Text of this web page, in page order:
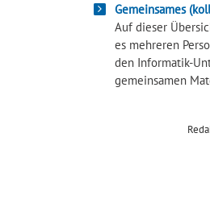
Gemeinsames
Auf dieser
es mehreren
den Informatik-
gemeinsamen